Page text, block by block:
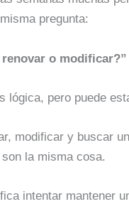
pregunta:
renovar o modificar?”
lógica, pero puede
modificar y buscar
la misma cosa.
intentar mantener